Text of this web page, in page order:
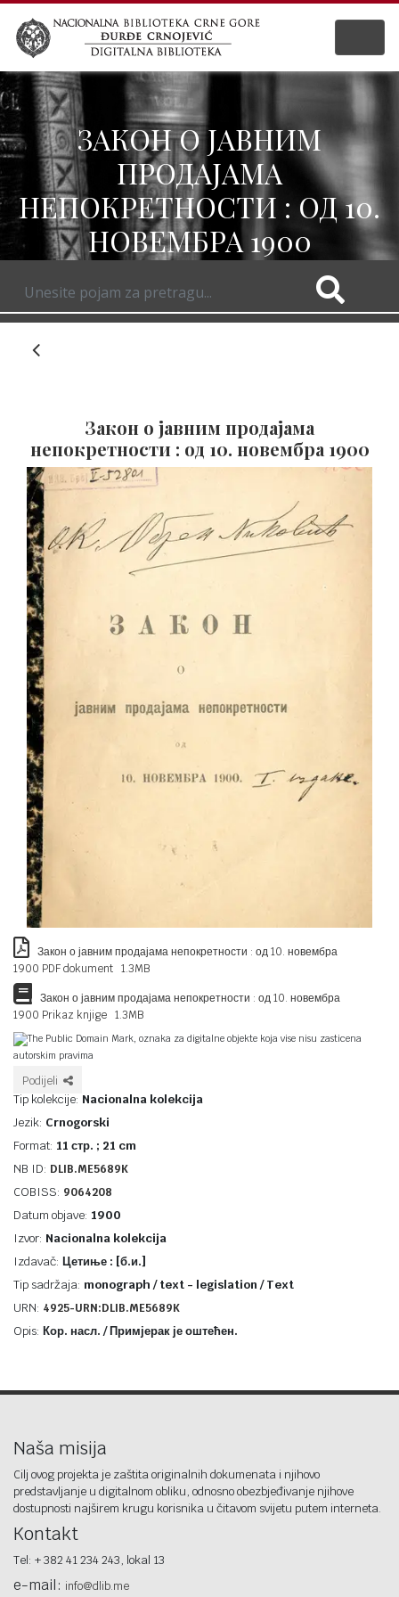
ЗАКОН О ЈАВНИМ
ПРОДАЈАМА
НЕПОКРЕТНОСТИ : ОД 10.
НОВЕМБРА 1900
Закон о јавним продајама
непокретности : од 10. новембра 1900
Закон о јавним продајама непокретности : од 10. новембра
1900 PDF dokument 1.3MB
Закон о јавним продајама непокретности : од 10. новембра
1900 Prikaz knjige 1.3MB
The Public Domain Mark, oznaka za digitalne objekte koja vise nisu zasticena
autorskim pravima
Podijeli
Tip kolekcije: Nacionalna kolekcija
Jezik: Crnogorski
Format: 11 стр. ; 21 cm
NB ID: DLIB.ME5689K
COBISS: 9064208
Datum objave: 1900
Izvor: Nacionalna kolekcija
Izdavač: Цетиње : [б.и.]
Tip sadržaja: monograph / text - legislation / Text
URN: 4925-URN:DLIB.ME5689K
Opis: Кор. насл. / Примјерак је оштећен.
Naša misija
Cilj ovog projekta je zaštita originalnih dokumenata i njihovo
predstavljanje u digitalnom obliku, odnosno obezbjeđivanje njihove
dostupnosti najširem krugu korisnika u čitavom svijetu putem interneta.
Kontakt
Tel: + 382 41 234 243, lokal 13
e-mail: info@dlib.me